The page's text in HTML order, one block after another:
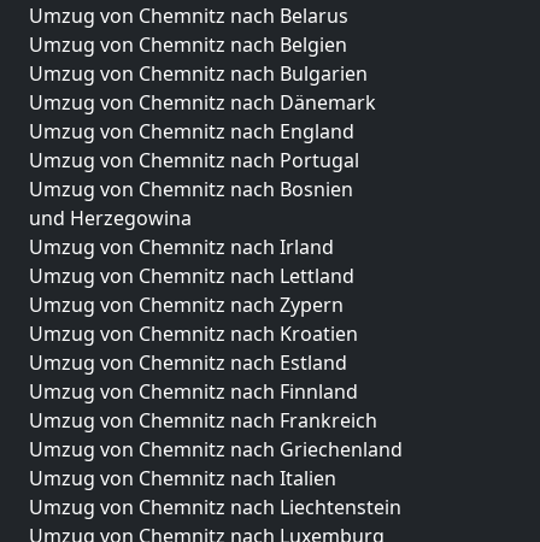
Umzug von Chemnitz nach Belarus
Umzug von Chemnitz nach Belgien
Umzug von Chemnitz nach Bulgarien
Umzug von Chemnitz nach Dänemark
Umzug von Chemnitz nach England
Umzug von Chemnitz nach Portugal
Umzug von Chemnitz nach Bosnien
und Herzegowina
Umzug von Chemnitz nach Irland
Umzug von Chemnitz nach Lettland
Umzug von Chemnitz nach Zypern
Umzug von Chemnitz nach Kroatien
Umzug von Chemnitz nach Estland
Umzug von Chemnitz nach Finnland
Umzug von Chemnitz nach Frankreich
Umzug von Chemnitz nach Griechenland
Umzug von Chemnitz nach Italien
Umzug von Chemnitz nach Liechtenstein
Umzug von Chemnitz nach Luxemburg